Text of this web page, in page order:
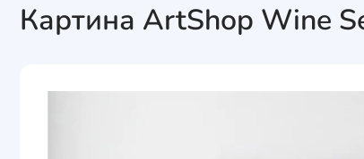
Картина ArtShop Wine